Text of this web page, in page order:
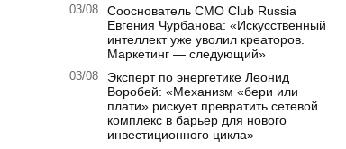
03/08
Сооснователь CMO Club Russia
Евгения Чурбанова: «Искусственный
интеллект уже уволил креаторов.
Маркетинг — следующий»
03/08
Эксперт по энергетике Леонид
Воробей: «Механизм «бери или
плати» рискует превратить сетевой
комплекс в барьер для нового
инвестиционного цикла»